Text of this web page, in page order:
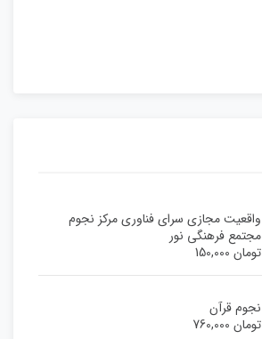
واقعیت مجازی سرای فناوری مرکز نجوم
مجتمع فرهنگی نور
تومان150,000
نجوم قرآن
تومان760,000